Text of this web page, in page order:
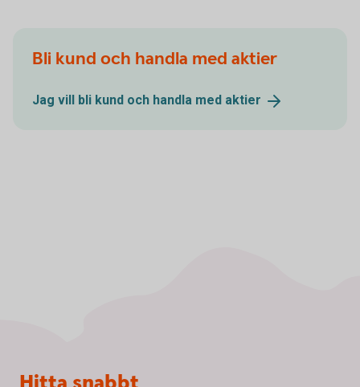
Bli kund och handla med aktier
Jag vill bli kund och handla med aktier
Sidfot